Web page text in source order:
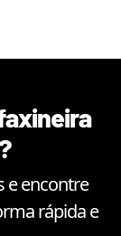
e encontre
rápida e